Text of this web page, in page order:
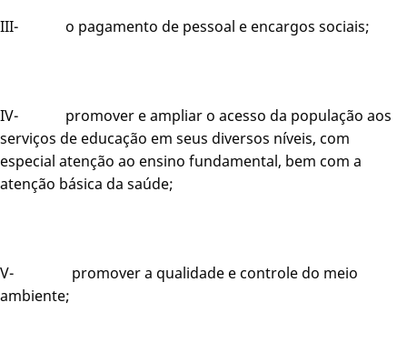
III- o pagamento de pessoal e encargos sociais;
IV- promover e ampliar o acesso da população aos
serviços de educação em seus diversos níveis, com
especial atenção ao ensino fundamental, bem com a
atenção básica da saúde;
V- promover a qualidade e controle do meio
ambiente;